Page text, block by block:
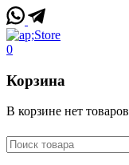
0
Корзина
В корзине нет товаров